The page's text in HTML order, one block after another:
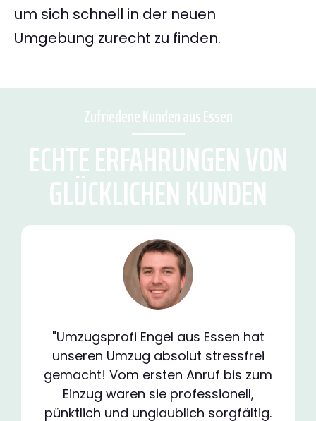
um sich schnell in der neuen
Umgebung zurecht zu finden.
Zufriedene Kunden aus Essen
ECHTE ERFAHRUNGEN VON
GLÜCKLICHEN KUNDEN
"Umzugsprofi Engel aus Essen hat
unseren Umzug absolut stressfrei
gemacht! Vom ersten Anruf bis zum
Einzug waren sie professionell,
pünktlich und unglaublich sorgfältig.